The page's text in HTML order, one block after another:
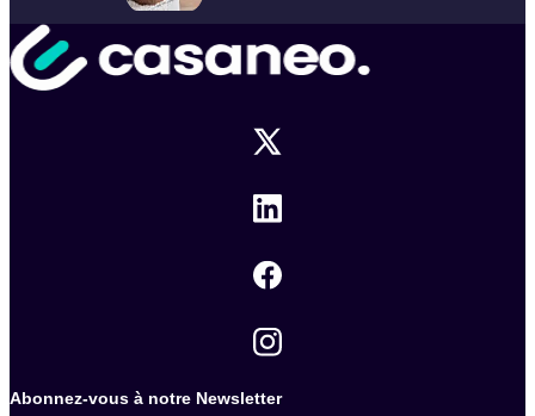
Abonnez-vous à notre Newsletter